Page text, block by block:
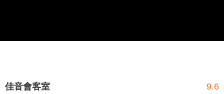
佳音會客室 9.6